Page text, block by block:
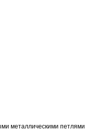
металлическими петлями